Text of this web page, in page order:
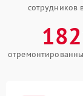
сотрудников